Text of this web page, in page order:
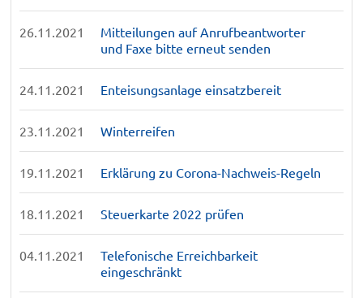
26.11.2021
Mitteilungen auf Anrufbeantworter
und Faxe bitte erneut senden
24.11.2021 Enteisungsanlage einsatzbereit
23.11.2021 Winterreifen
19.11.2021 Erklärung zu Corona-Nachweis-Regeln
18.11.2021 Steuerkarte 2022 prüfen
04.11.2021
Telefonische Erreichbarkeit
eingeschränkt